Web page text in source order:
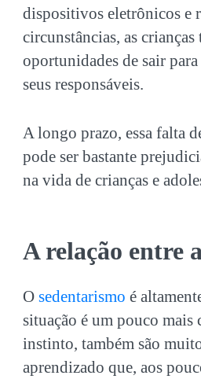
dispositivos eletrônicos e
circunstâncias, as
oportunidades de sair
seus responsáveis.
A longo prazo, essa falta
pode ser bastante
na vida de crianças e
A relação entre
O sedentarismo é
situação é um pouco mais
instinto, também são
aprendizado que, aos